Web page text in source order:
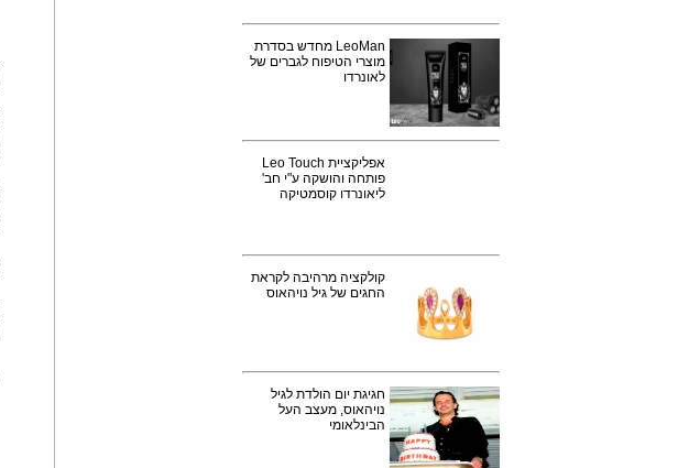
LeoMan מחדש בסדרת
מוצרי הטיפוח לגברים של
לאונרדו
אפליקציית Leo Touch
פותחה והושקה ע"י חב'
ליאונרדו קוסמטיקה
קולקציה מרהיבה לקראת
החגים של גיל נויהאוס
חגיגת יום הולדת לגיל
נויהאוס, מעצב העל
הבינלאומי